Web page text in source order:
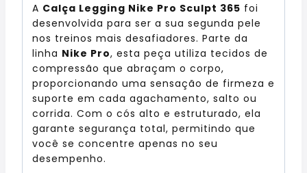
A Calça Legging Nike Pro Sculpt 365 foi
desenvolvida para ser a sua segunda pele
nos treinos mais desafiadores. Parte da
linha Nike Pro, esta peça utiliza tecidos de
compressão que abraçam o corpo,
proporcionando uma sensação de firmeza e
suporte em cada agachamento, salto ou
corrida. Com o cós alto e estruturado, ela
garante segurança total, permitindo que
você se concentre apenas no seu
desempenho.